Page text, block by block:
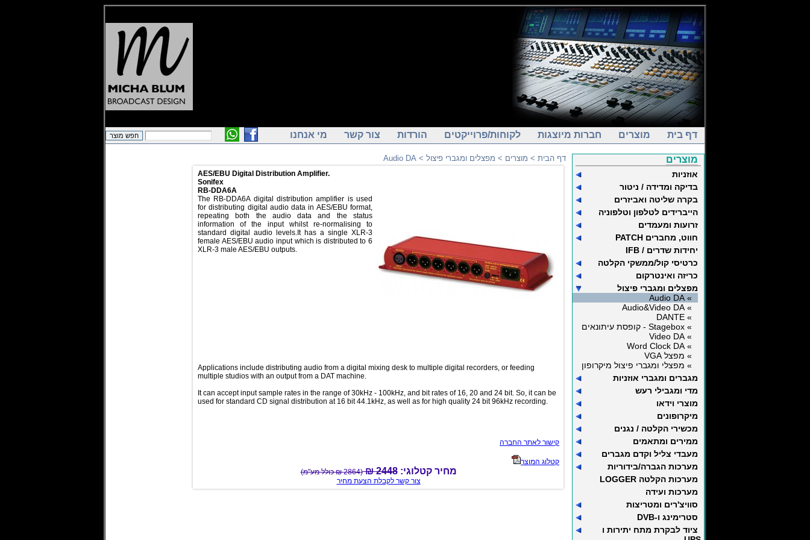
דף בית מוצרים חברות מיוצגות לקוחות/פרוייקטים הורדות צור קשר מי אנחנו
מוצרים
אוזניות
בדיקה ומדידה / ניטור
בקרה שליטה ואביזרים
הייברידים לטלפון וטלפוניה
זרועות ומעמדים
חווט, מחברים PATCH
יחידות שדרים / IFB
כרטיסי קול/ממשקי הקלטה
כריזה ואינטרקום
מפצלים ומגברי פיצול
» Audio DA
» Audio&Video DA
» DANTE
» Stagebox - קופסת עיתונאים
» Video DA
» Word Clock DA
» מפצל VGA
» מפצלי ומגברי פיצול מיקרופון
מגברים ומגברי אוזניות
מדי ומגבילי רעש
מוצרי וידאו
מיקרופונים
מכשירי הקלטה / נגנים
ממירים ומתאמים
מעבדי צליל וקדם מגברים
מערכות הגברה/בידוריות
מערכות הקלטה LOGGER
מערכות ועידה
סוויצ'רים ומטריצות
סטרימינג ו-DVB
ציוד לבקרת מתח יתירות ו
דף הבית > מוצרים > מפצלים ומגברי פיצול >
Audio DA
AES/EBU Digital Distribution Amplifier.
Sonifex
RB-DDA6A
The RB-DDA6A digital distribution amplifier is used
for distributing digital audio data in AES/EBU format,
repeating both the audio data and the status
information of the input whilst re-normalising to
standard digital audio levels.It has a single XLR-3
female AES/EBU audio input which is distributed to 6
XLR-3 male AES/EBU outputs.
Applications include distributing audio from a digital mixing desk to multiple digital recorders, or feeding
multiple studios with an output from a DAT machine.
It can accept input sample rates in the range of 30kHz - 100kHz, and bit rates of 16, 20 and 24 bit. So, it can be
used for standard CD signal distribution at 16 bit 44.1kHz, as well as for high quality 24 bit 96kHz recording.
קישור לאתר החברה
קטלוג המוצר
מחיר קטלוגי:2448 ₪
(2864 ₪ כולל מע"מ)
צור קשר לקבלת הצעת מחיר